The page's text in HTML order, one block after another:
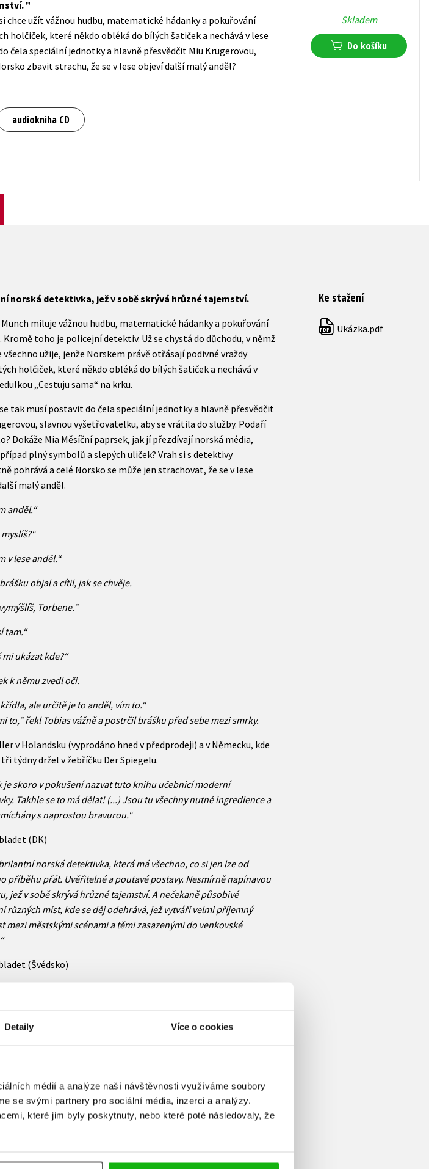
Detaily Více o cookies
médií a analýze naší návštěvnosti využíváme soubory
se svými partnery pro sociální média, inzerci a analýzy.
které jim byly poskytnuty, nebo které poté následovaly, že
děti
Young adult (SK)
Zahraniční literatura
Zdraví a životní styl
chce užít vážnou hudbu, matematické hádanky a pokuřování
holčiček, které někdo obléká do bílých šatiček a nechává v lese
čela speciální jednotky a hlavně přesvědčit Miu Krügerovou,
zbavit strachu, že se v lese objeví další malý anděl?
audiokniha CD
Skladem
Do košíku
norská detektivka, jež v sobě skrývá hrůzné tajemství.
miluje vážnou hudbu, matematické hádanky a pokuřování
Kromě toho je policejní detektiv. Už se chystá do důchodu, v němž
užije, jenže Norskem právě otřásají podivné vraždy
holčiček, které někdo obléká do bílých šatiček a nechává v
„Cestuju sama“ na krku.
tak musí postavit do čela speciální jednotky a hlavně přesvědčit
slavnou vyšetřovatelku, aby se vrátila do služby. Podaří
Dokáže Mia Měsíční paprsek, jak jí přezdívají norská média,
plný symbolů a slepých uliček? Vrah si s detektivy
pohrává a celé Norsko se může jen strachovat, že se v lese
malý anděl.
anděl.“
v lese anděl.“
objal a cítil, jak se chvěje.
Torbene.“
tam.“
mi ukázat kde?“
k němu zvedl oči.
ale určitě je to anděl, vím to.“
to,“ řekl Tobias vážně a postrčil brášku před sebe mezi smrky.
v Holandsku (vyprodáno hned v předprodeji) a v Německu, kde
týdny držel v žebříčku Der Spiegelu.
je skoro v pokušení nazvat tuto knihu učebnicí moderní
Takhle se to má dělat! (...) Jsou tu všechny nutné ingredience a
s naprostou bravurou.“
(DK)
norská detektivka, která má všechno, co si jen lze od
příběhu přát. Uvěřitelné a poutavé postavy. Nesmírně napínavou
jež v sobě skrývá hrůzné tajemství. A nečekaně působivé
různých míst, kde se děj odehrává, jež vytváří velmi příjemný
mezi městskými scénami a těmi zasazenými do venkovské
(Švédsko)
romány: Pepsi Love (2001) a Speed k snídani (2009),
hudebních alb, věnuje se také výtvarnému umění a překládá
Jeho první detektivka V lese visí anděl (2013) se hned po
Muncha a Miu Krügerovou, vyvolal obrovskou vlnu
Ke stažení
PDF Ukázka.pdf